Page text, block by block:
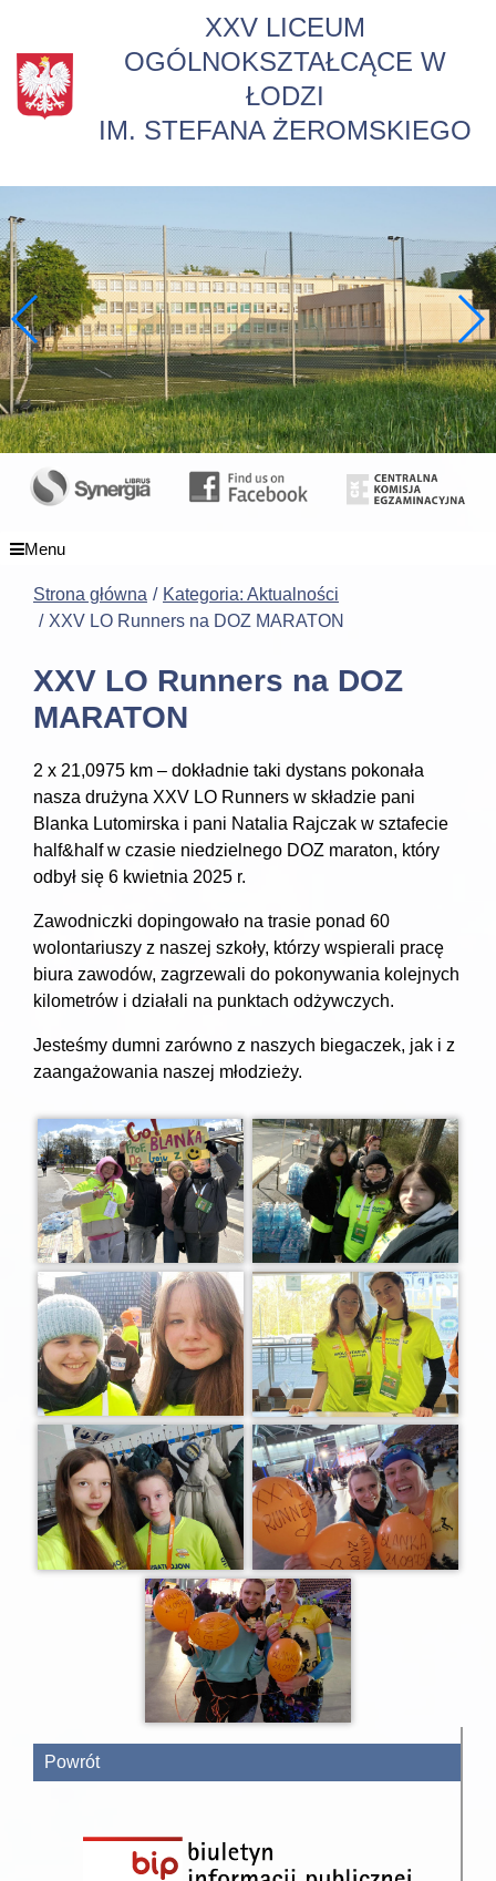
XXV LICEUM
OGÓLNOKSZTAŁCĄCE W
ŁODZI
IM. STEFANA ŻEROMSKIEGO
Menu
Strona główna
Kategoria: Aktualności
XXV LO Runners na DOZ MARATON
XXV LO Runners na DOZ
MARATON
2 x 21,0975 km – dokładnie taki dystans pokonała
nasza drużyna XXV LO Runners w składzie pani
Blanka Lutomirska i pani Natalia Rajczak w sztafecie
half&half w czasie niedzielnego DOZ maraton, który
odbył się 6 kwietnia 2025 r.
Zawodniczki dopingowało na trasie ponad 60
wolontariuszy z naszej szkoły, którzy wspierali pracę
biura zawodów, zagrzewali do pokonywania kolejnych
kilometrów i działali na punktach odżywczych.
Jesteśmy dumni zarówno z naszych biegaczek, jak i z
zaangażowania naszej młodzieży.
Powrót